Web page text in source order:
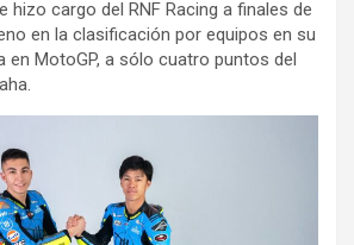
hizo cargo del RNF Racing a finales de
en la clasificación por equipos en su
en MotoGP, a sólo cuatro puntos del